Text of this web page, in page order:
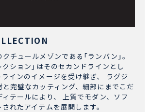
チュールメゾンである「ランバン」。
クション」はそのセカンドラインとし
インのイメージを受け継ぎ、 ラグジ
と完璧なカッティング、細部にまでこだ
テールにより、 上質でモダン、ソフ
れたアイテムを展開します。